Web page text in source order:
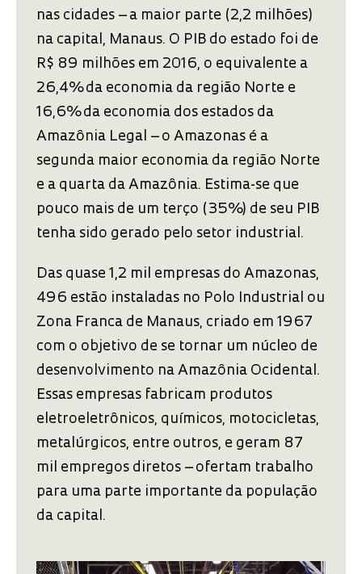
nas cidades – a maior parte (2,2 milhões)
na capital, Manaus. O PIB do estado foi de
R$ 89 milhões em 2016, o equivalente a
26,4% da economia da região Norte e
16,6% da economia dos estados da
Amazônia Legal – o Amazonas é a
segunda maior economia da região Norte
e a quarta da Amazônia. Estima-se que
pouco mais de um terço (35%) de seu PIB
tenha sido gerado pelo setor industrial.
Das quase 1,2 mil empresas do Amazonas,
496 estão instaladas no Polo Industrial ou
Zona Franca de Manaus, criado em 1967
com o objetivo de se tornar um núcleo de
desenvolvimento na Amazônia Ocidental.
Essas empresas fabricam produtos
eletroeletrônicos, químicos, motocicletas,
metalúrgicos, entre outros, e geram 87
mil empregos diretos – ofertam trabalho
para uma parte importante da população
da capital.